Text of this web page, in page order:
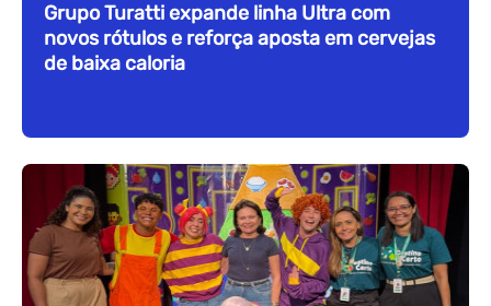
Grupo Turatti expande linha Ultra com
novos rótulos e reforça aposta em cervejas
de baixa caloria